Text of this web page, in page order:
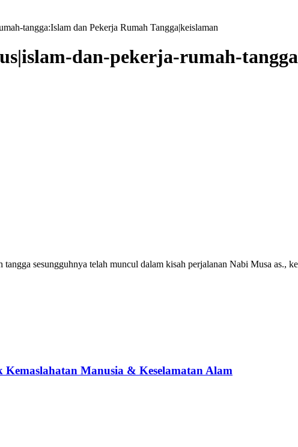
tangga:Islam dan Pekerja Rumah Tangga|keislaman
dan-pekerja-rumah-
tangga sesungguhnya telah muncul dalam kisah perjalanan Nabi Musa as.,
Manusia & Keselamatan Alam